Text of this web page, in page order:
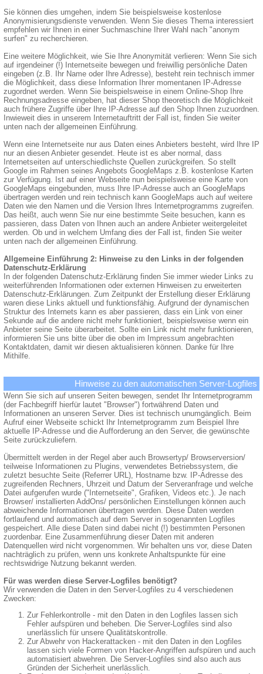
Sie können dies umgehen, indem Sie beispielsweise kostenlose
Anonymisierungsdienste verwenden. Wenn Sie dieses Thema interessiert
empfehlen wir Ihnen in einer Suchmaschine Ihrer Wahl nach "anonym
surfen" zu recherchieren.
Eine weitere Möglichkeit, wie Sie Ihre Anonymität verlieren: Wenn Sie sich
auf irgendeiner (!) Internetseite bewegen und freiwillig persönliche Daten
eingeben (z.B. Ihr Name oder Ihre Adresse), besteht rein technisch immer
die Möglichkeit, dass diese Information Ihrer momentanen IP-Adresse
zugordnet werden. Wenn Sie beispielsweise in einem Online-Shop Ihre
Rechnungsadresse eingeben, hat dieser Shop theoretisch die Möglichkeit
auch frühere Zugriffe über Ihre IP-Adresse auf den Shop Ihnen zuzuordnen.
Inwieweit dies in unserem Internetauftritt der Fall ist, finden Sie weiter
unten nach der allgemeinen Einführung.
Wenn eine Internetseite nur aus Daten eines Anbieters besteht, wird Ihre IP
nur an diesen Anbieter gesendet. Heute ist es aber normal, dass
Internetseiten auf unterschiedlichste Quellen zurückgreifen. So stellt
Google im Rahmen seines Angebots GoogleMaps z.B. kostenlose Karten
zur Verfügung. Ist auf einer Webseite nun beispielsweise eine Karte von
GoogleMaps eingebunden, muss Ihre IP-Adresse auch an GoogleMaps
übertragen werden und rein technisch kann GoogleMaps auch auf weitere
Daten wie den Namen und die Version Ihres Internetprogramms zugreifen.
Das heißt, auch wenn Sie nur eine bestimmte Seite besuchen, kann es
passieren, dass Daten von Ihnen auch an andere Anbieter weitergeleitet
werden. Ob und in welchem Umfang dies der Fall ist, finden Sie weiter
unten nach der allgemeinen Einführung.
Allgemeine Einführung 2: Hinweise zu den Links in der folgenden
Datenschutz-Erklärung
In der folgenden Datenschutz-Erklärung finden Sie immer wieder Links zu
weiterführenden Informationen oder externen Hinweisen zu erweiterten
Datenschutz-Erklärungen. Zum Zeitpunkt der Erstellung dieser Erklärung
waren diese Links aktuell und funktionsfähig. Aufgrund der dynamischen
Struktur des Internets kann es aber passieren, dass ein Link von einer
Sekunde auf die andere nicht mehr funktioniert, beispielsweise wenn ein
Anbieter seine Seite überarbeitet. Sollte ein Link nicht mehr funktionieren,
informieren Sie uns bitte über die oben im Impressum angebrachten
Kontaktdaten, damit wir diesen aktualisieren können. Danke für Ihre
Mithilfe.
Hinweise zu den automatischen Server-Logfiles
Wenn Sie sich auf unseren Seiten bewegen, sendet Ihr Internetprogramm
(der Fachbegriff hierfür lautet "Browser") fortwährend Daten und
Informationen an unseren Server. Dies ist technisch unumgänglich. Beim
Aufruf einer Webseite schickt Ihr Internetprogramm zum Beispiel Ihre
aktuelle IP-Adresse und die Aufforderung an den Server, die gewünschte
Seite zurückzuliefern.
Übermittelt werden in der Regel aber auch Browsertyp/ Browserversion/
teilweise Informationen zu Plugins, verwendetes Betriebssystem, die
zuletzt besuchte Seite (Referrer URL), Hostname bzw. IP-Adresse des
zugreifenden Rechners, Uhrzeit und Datum der Serveranfrage und welche
Datei aufgerufen wurde ("Internetseite", Grafiken, Videos etc.). Je nach
Browser/ installierten AddOns/ persönlichen Einstellungen können auch
abweichende Informationen übertragen werden. Diese Daten werden
fortlaufend und automatisch auf dem Server in sogenannten Logfiles
gespeichert. Alle diese Daten sind dabei nicht (!) bestimmten Personen
zuordenbar. Eine Zusammenführung dieser Daten mit anderen
Datenquellen wird nicht vorgenommen. Wir behalten uns vor, diese Daten
nachträglich zu prüfen, wenn uns konkrete Anhaltspunkte für eine
rechtswidrige Nutzung bekannt werden.
Für was werden diese Server-Logfiles benötigt?
Wir verwenden die Daten in den Server-Logfiles zu 4 verschiedenen
Zwecken:
Zur Fehlerkontrolle - mit den Daten in den Logfiles lassen sich
Fehler aufspüren und beheben. Die Server-Logfiles sind also
unerlässlich für unsere Qualitätskontrolle.
Zur Abwehr von Hackerattacken - mit den Daten in den Logfiles
lassen sich viele Formen von Hacker-Angriffen aufspüren und auch
automatisiert abwehren. Die Server-Logfiles sind also auch aus
Gründen der Sicherheit unerlässlich.